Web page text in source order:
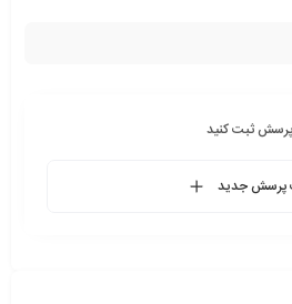
پرسش ثبت کنید
پرسش جدید